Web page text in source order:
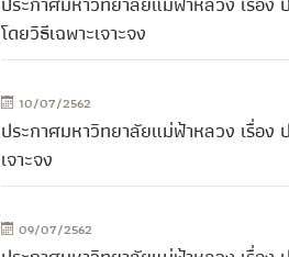
โดยวิธีเฉพาะเจาะจง
10/07/2562
ประกาศมหาวิทยาลัยแม่ฟ้าหลวง เรื่อง
เจาะจง
09/07/2562